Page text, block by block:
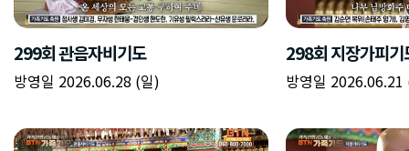
299회 관음자비기도
방영일 2026.06.28 (일)
298회 지장가피기
방영일 2026.06.21